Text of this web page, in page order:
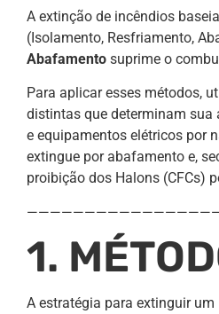
A extinção de incêndios
(Isolamento, Resfriamento,
Abafamento suprime o
Para aplicar esses métodos,
distintas que determinam sua
e equipamentos elétricos por
extingue por abafamento e,
proibição dos Halons (CFCs)
1.
A estratégia para extinguir